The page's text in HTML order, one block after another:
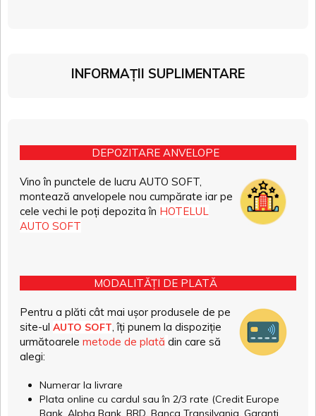
INFORMAȚII SUPLIMENTARE
DEPOZITARE ANVELOPE
Vino în punctele de lucru AUTO SOFT,
montează anvelopele nou cumpărate iar pe
cele vechi le poți depozita în HOTELUL
AUTO SOFT
MODALITĂȚI DE PLATĂ
Pentru a plăti cât mai ușor produsele de pe
site-ul AUTO SOFT, îți punem la dispoziție
următoarele metode de plată din care să
alegi:
Numerar la livrare
Plata online cu cardul sau în 2/3 rate (Credit Europe
Bank, Alpha Bank, BRD, Banca Transilvania, Garanti